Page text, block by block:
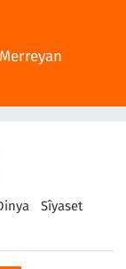
Sîyaset